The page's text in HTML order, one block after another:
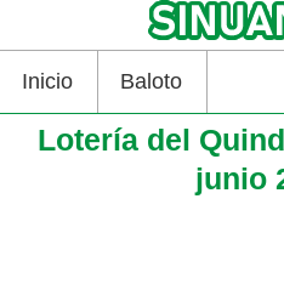
Inicio Baloto
Lotería del
junio